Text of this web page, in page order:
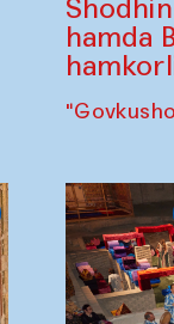
hamda